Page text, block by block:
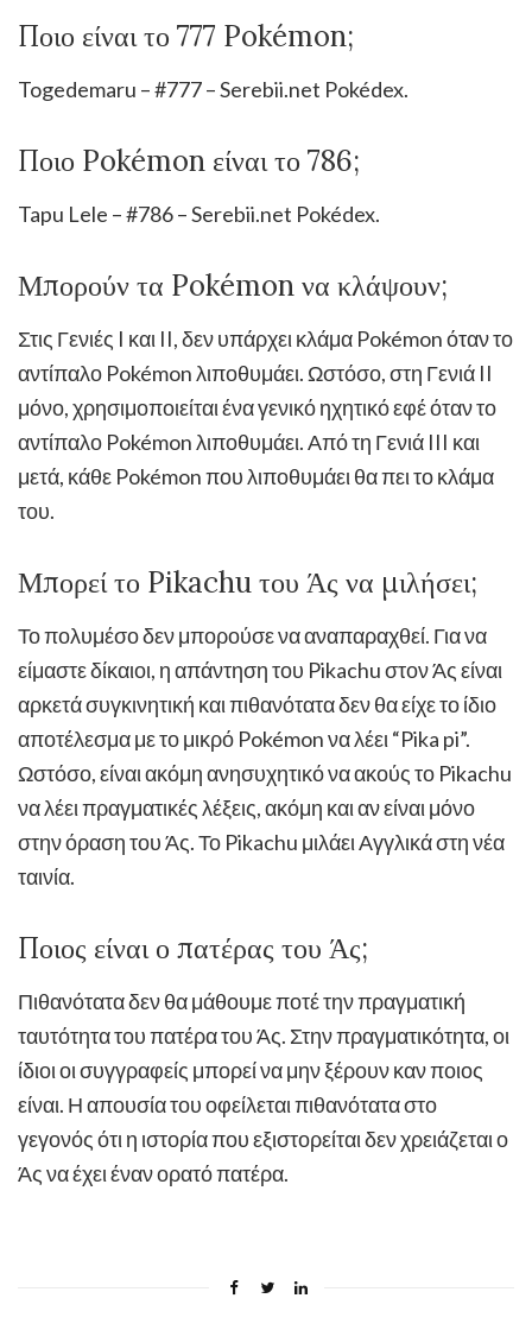
Ποιο είναι το 777 Pokémon;
Togedemaru – #777 – Serebii.net Pokédex.
Ποιο Pokémon είναι το 786;
Tapu Lele – #786 – Serebii.net Pokédex.
Μπορούν τα Pokémon να κλάψουν;
Στις Γενιές I και II, δεν υπάρχει κλάμα Pokémon όταν το
αντίπαλο Pokémon λιποθυμάει. Ωστόσο, στη Γενιά II
μόνο, χρησιμοποιείται ένα γενικό ηχητικό εφέ όταν το
αντίπαλο Pokémon λιποθυμάει. Από τη Γενιά III και
μετά, κάθε Pokémon που λιποθυμάει θα πει το κλάμα
του.
Μπορεί το Pikachu του Άς να μιλήσει;
Το πολυμέσο δεν μπορούσε να αναπαραχθεί. Για να
είμαστε δίκαιοι, η απάντηση του Pikachu στον Άς είναι
αρκετά συγκινητική και πιθανότατα δεν θα είχε το ίδιο
αποτέλεσμα με το μικρό Pokémon να λέει “Pika pi”.
Ωστόσο, είναι ακόμη ανησυχητικό να ακούς το Pikachu
να λέει πραγματικές λέξεις, ακόμη και αν είναι μόνο
στην όραση του Άς. Το Pikachu μιλάει Αγγλικά στη νέα
ταινία.
Ποιος είναι ο πατέρας του Άς;
Πιθανότατα δεν θα μάθουμε ποτέ την πραγματική
ταυτότητα του πατέρα του Άς. Στην πραγματικότητα, οι
ίδιοι οι συγγραφείς μπορεί να μην ξέρουν καν ποιος
είναι. Η απουσία του οφείλεται πιθανότατα στο
γεγονός ότι η ιστορία που εξιστορείται δεν χρειάζεται ο
Άς να έχει έναν ορατό πατέρα.